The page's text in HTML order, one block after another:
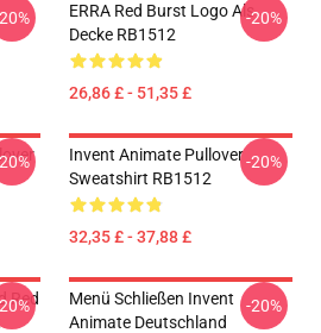
ERRA Red Burst Logo Als
Decke RB1512
26,86 £ - 51,35 £
-20%
Invent Animate Pullover
Sweatshirt RB1512
32,35 £ - 37,88 £
-20%
Red
Menü Schließen Invent
Animate Deutschland
-20%